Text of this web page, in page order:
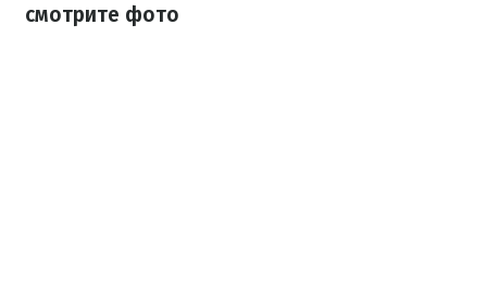
смотрите фото